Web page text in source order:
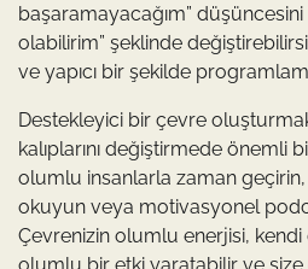
başaramayacağım” düşüncesini
olabilirim” şeklinde
ve yapıcı bir şekilde
Destekleyici bir çevre
kalıplarını değiştirmede önemli
olumlu insanlarla zaman
okuyun veya motivasyonel
Çevrenizin olumlu enerjisi,
olumlu bir etki yaratabilir ve size